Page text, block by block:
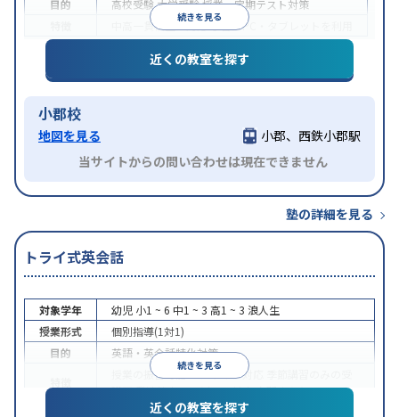
続きを見る
目的 高校受験大学受験授業・定期テスト対策
中高一貫校生に対応学習にPC・タブレットを利用
近くの教室を探す
小郡校
地図を見る
小郡、西鉄小郡駅
当サイトからの問い合わせは現在できません
塾の詳細を見る
トライ式英会話
続きを見る
対象学年 幼児 小1 ~ 6 中1 ~ 3 高1 ~ 3 浪人生
授業形式
個別指導(1対1)
目的
英語・英会話特化対策
授業の振替可能オンライン対応
講可発達障害の子どもに対応自習室あり
近くの教室を探す